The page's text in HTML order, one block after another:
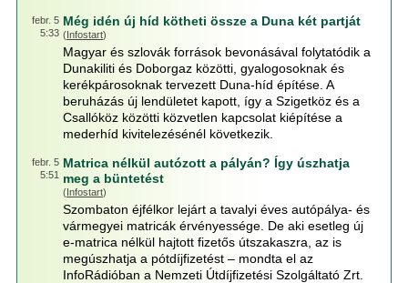
febr. 5
5:33
Még idén új híd kötheti össze a Duna két partját
(Infostart)
Magyar és szlovák források bevonásával folytatódik a
Dunakiliti és Doborgaz közötti, gyalogosoknak és
kerékpárosoknak tervezett Duna-híd építése. A
beruházás új lendületet kapott, így a Szigetköz és a
Csallóköz közötti közvetlen kapcsolat kiépítése a
mederhíd kivitelezésénél következik.
febr. 5
5:51
Matrica nélkül autózott a pályán? Így úszhatja
meg a büntetést
(Infostart)
Szombaton éjfélkor lejárt a tavalyi éves autópálya- és
vármegyei matricák érvényessége. De aki esetleg új
e-matrica nélkül hajtott fizetős útszakaszra, az is
megúszhatja a pótdíjfizetést – mondta el az
InfoRádióban a Nemzeti Útdíjfizetési Szolgáltató Zrt.